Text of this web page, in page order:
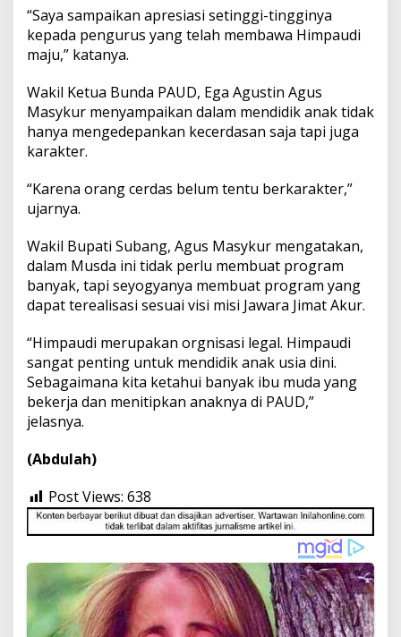
“Saya sampaikan apresiasi setinggi-tingginya
kepada pengurus yang telah membawa Himpaudi
maju,” katanya.
Wakil Ketua Bunda PAUD, Ega Agustin Agus
Masykur menyampaikan dalam mendidik anak tidak
hanya mengedepankan kecerdasan saja tapi juga
karakter.
“Karena orang cerdas belum tentu berkarakter,”
ujarnya.
Wakil Bupati Subang, Agus Masykur mengatakan,
dalam Musda ini tidak perlu membuat program
banyak, tapi seyogyanya membuat program yang
dapat terealisasi sesuai visi misi Jawara Jimat Akur.
“Himpaudi merupakan orgnisasi legal. Himpaudi
sangat penting untuk mendidik anak usia dini.
Sebagaimana kita ketahui banyak ibu muda yang
bekerja dan menitipkan anaknya di PAUD,”
jelasnya.
(Abdulah)
Post Views: 638